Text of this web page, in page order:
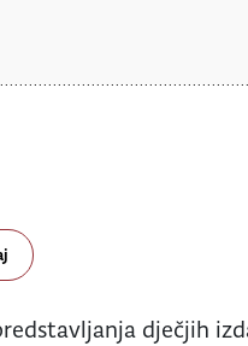
dječjih